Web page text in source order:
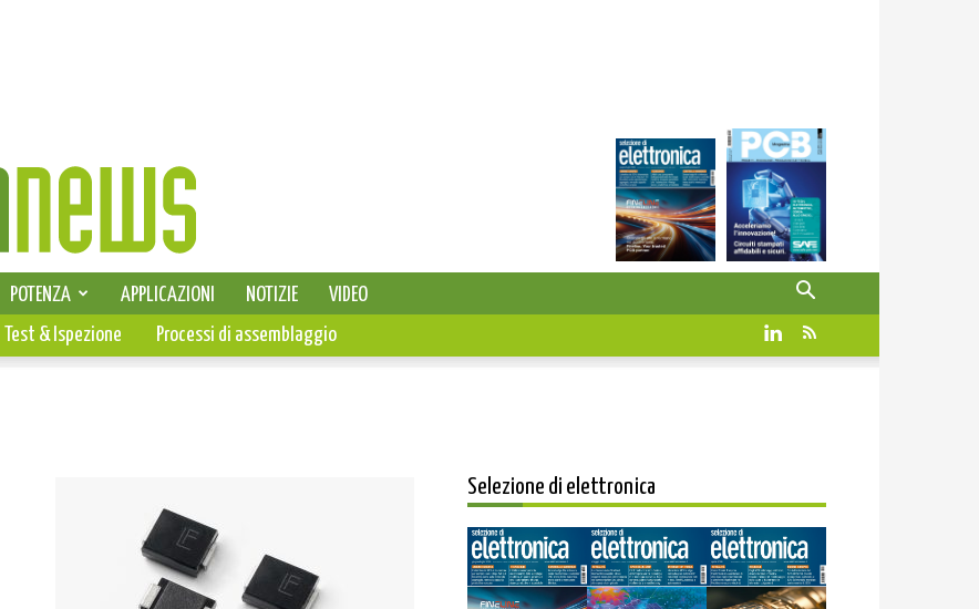
SELEZIONE DI ELETTRONICA
POTENZA APPLICAZIONI NOTIZIE
VIDEO
PCBTest & Ispezione Processi di assemblaggio
Selezione di elettronica